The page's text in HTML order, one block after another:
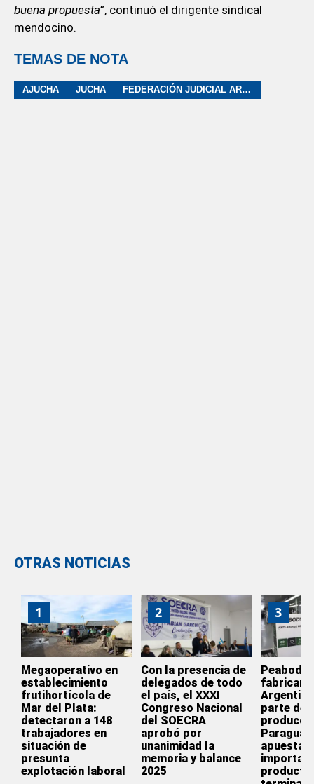
buena propuesta”, continuó el dirigente sindical
mendocino.
TEMAS DE NOTA
AJUCHA JUCHA FEDERACIÓN JUDICIAL ARGENTINA
OTRAS NOTICIAS
1
Megaoperativo en
establecimiento
frutihortícola de
Mar del Plata:
detectaron a 148
trabajadores en
situación de
presunta
explotación laboral
2
Con la presencia de
delegados de todo
el país, el XXXI
Congreso Nacional
del SOECRA
aprobó por
unanimidad la
memoria y balance
2025
3
Peabody
fabricar
parte de
apuesta
importar